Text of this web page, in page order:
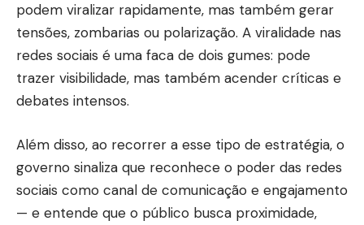
podem viralizar rapidamente, mas também gerar
tensões, zombarias ou polarização. A viralidade nas
redes sociais é uma faca de dois gumes: pode
trazer visibilidade, mas também acender críticas e
debates intensos.
Além disso, ao recorrer a esse tipo de estratégia, o
governo sinaliza que reconhece o poder das redes
sociais como canal de comunicação e engajamento
— e entende que o público busca proximidade,